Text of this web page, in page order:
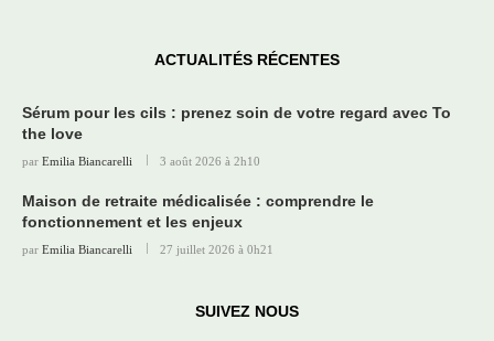
ACTUALITÉS RÉCENTES
Sérum pour les cils : prenez soin de votre regard avec To
the love
par Emilia Biancarelli 3 août 2026 à 2h10
Maison de retraite médicalisée : comprendre le
fonctionnement et les enjeux
par Emilia Biancarelli 27 juillet 2026 à 0h21
SUIVEZ NOUS